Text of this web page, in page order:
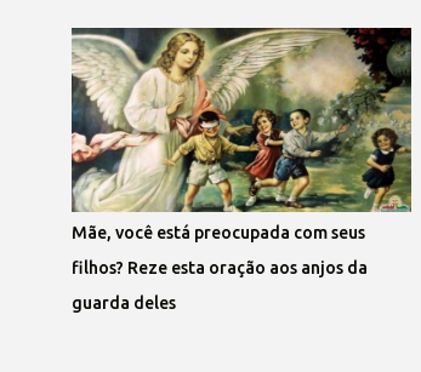
Mãe, você está preocupada com seus
filhos? Reze esta oração aos anjos da
guarda deles